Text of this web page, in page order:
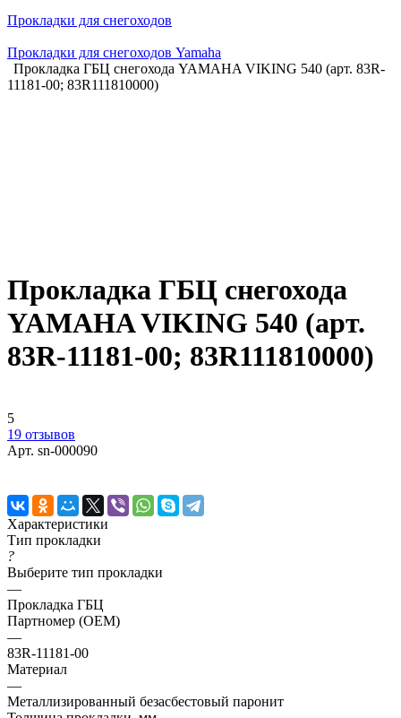
Прокладки для снегоходов
Прокладки для снегоходов Yamaha
Прокладка ГБЦ снегохода YAMAHA VIKING 540 (арт. 83R-
11181-00; 83R111810000)
Прокладка ГБЦ снегохода
YAMAHA VIKING 540 (арт.
83R-11181-00; 83R111810000)
5
19 отзывов
Арт. sn-000090
Характеристики
Тип прокладки
?
Выберите тип прокладки
—
Прокладка ГБЦ
Партномер (OEM)
—
83R-11181-00
Материал
—
Металлизированный безасбестовый паронит